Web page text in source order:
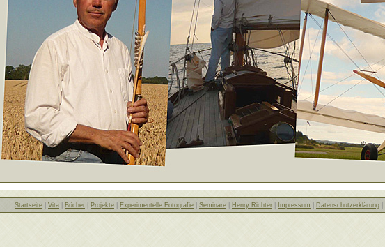
Startseite Vita Bücher Projekte Experimentelle Fotografie Seminare Henry Richter Impressum Datenschutzerklärung